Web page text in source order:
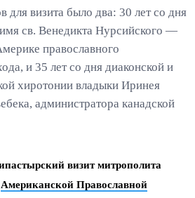
визита было два: 30 лет со дня
св. Венедикта Нурсийского —
православного
и 35 лет со дня диаконской и
хиротонии владыки Иринея
администратора канадской
визит митрополита
Американской Православной